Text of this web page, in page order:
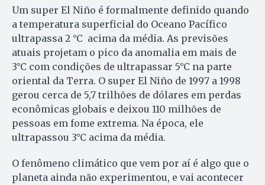
Um super El Niño é formalmente definido quando
a temperatura superficial do Oceano Pacífico
ultrapassa 2 °C acima da média. As previsões
atuais projetam o pico da anomalia em mais de
3°C com condições de ultrapassar 5°C na parte
oriental da Terra. O super El Niño de 1997 a 1998
gerou cerca de 5,7 trilhões de dólares em perdas
econômicas globais e deixou 110 milhões de
pessoas em fome extrema. Na época, ele
ultrapassou 3°C acima da média.
O fenômeno climático que vem por aí é algo que o
planeta ainda não experimentou, e vai acontecer